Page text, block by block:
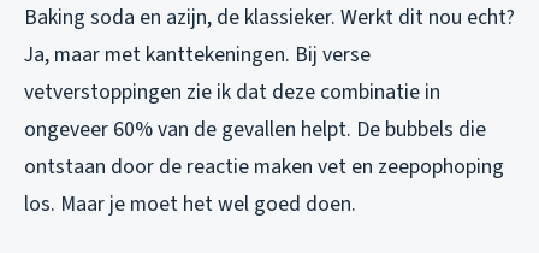
Baking soda en azijn, de klassieker. Werkt dit nou echt?
Ja, maar met kanttekeningen. Bij verse
vetverstoppingen zie ik dat deze combinatie in
ongeveer 60% van de gevallen helpt. De bubbels die
ontstaan door de reactie maken vet en zeepophoping
los. Maar je moet het wel goed doen.